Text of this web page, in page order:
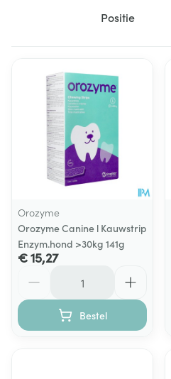
Sorteer op:
Orozyme
Orozyme Canine l Kauwstrip
Enzym.hond >30kg 141g
€ 15,27
Bestel